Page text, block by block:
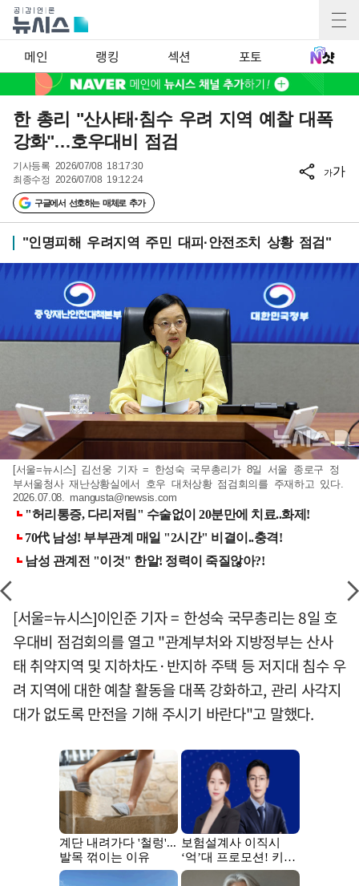
메인 랭킹 섹션 포토
한 총리 "산사태·침수 우려 지역 예찰 대폭
강화"…호우대비 점검
기사등록 2026/07/08 18:17:30
최종수정 2026/07/08 19:12:24
구글에서 선호하는 매체로 추가
가가
"인명피해 우려지역 주민 대피·안전조치 상황 점검"
[서울=뉴시스] 김선웅 기자 = 한성숙 국무총리가 8일 서울 종로구 정
부서울청사 재난상황실에서 호우 대처상황 점검회의를 주재하고 있다.
2026.07.08. mangusta@newsis.com
[서울=뉴시스]이인준 기자 = 한성숙 국무총리는 8일 호
우대비 점검회의를 열고 "관계부처와 지방정부는 산사
태 취약지역 및 지하차도·반지하 주택 등 저지대 침수 우
려 지역에 대한 예찰 활동을 대폭 강화하고, 관리 사각지
대가 없도록 만전을 기해 주시기 바란다"고 말했다.